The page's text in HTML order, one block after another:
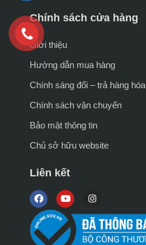
Chính sách cửa hàng
Giới thiệu
Hướng dẫn mua hàng
Chính sáng đổi – trả hàng hóa
Chính sách vận chuyển
Bảo mật thông tin
Chủ sở hữu website
Liên kết